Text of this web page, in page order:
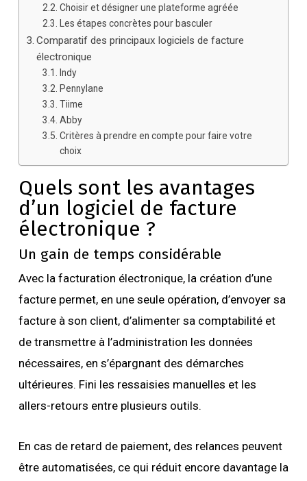
Choisir et désigner une plateforme agréée
Les étapes concrètes pour basculer
Comparatif des principaux logiciels de facture
électronique
Indy
Pennylane
Tiime
Abby
Critères à prendre en compte pour faire votre
choix
Quels sont les avantages
d’un logiciel de facture
électronique ?
Un gain de temps considérable
Avec la facturation électronique, la création d’une
facture permet, en une seule opération, d’envoyer sa
facture à son client, d’alimenter sa comptabilité et
de transmettre à l’administration les données
nécessaires, en s’épargnant des démarches
ultérieures. Fini les ressaisies manuelles et les
allers-retours entre plusieurs outils.
En cas de retard de paiement, des relances peuvent
être automatisées, ce qui réduit encore davantage la